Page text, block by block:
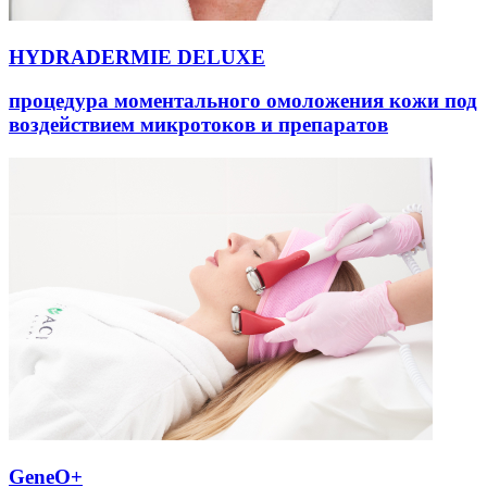
и
HYDRADERMIE DELUXE
процедура моментального омоложения кожи под
воздействием микротоков и препаратов
GeneO+